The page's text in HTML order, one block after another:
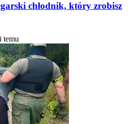
chłodnik, który zrobisz
temu